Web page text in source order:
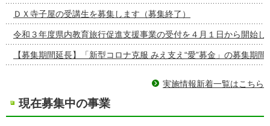
ＤＸ寺子屋の受講生を募集します（募集終了）
令和３年度県内教育旅行促進支援事業の受付を４月１日から開始し
【募集期間延長】「新型コロナ克服 みえ支え“愛”募金」の募集期
実施情報新着一覧はこちら
現在募集中の事業